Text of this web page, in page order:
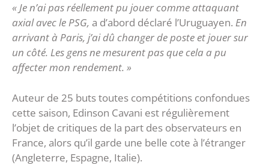
« Je n’ai pas réellement pu jouer comme attaquant
axial avec le PSG, a d’abord déclaré l’Uruguayen. En
arrivant à Paris, j’ai dû changer de poste et jouer sur
un côté. Les gens ne mesurent pas que cela a pu
affecter mon rendement. »
Auteur de 25 buts toutes compétitions confondues
cette saison, Edinson Cavani est régulièrement
l’objet de critiques de la part des observateurs en
France, alors qu’il garde une belle cote à l’étranger
(Angleterre, Espagne, Italie).